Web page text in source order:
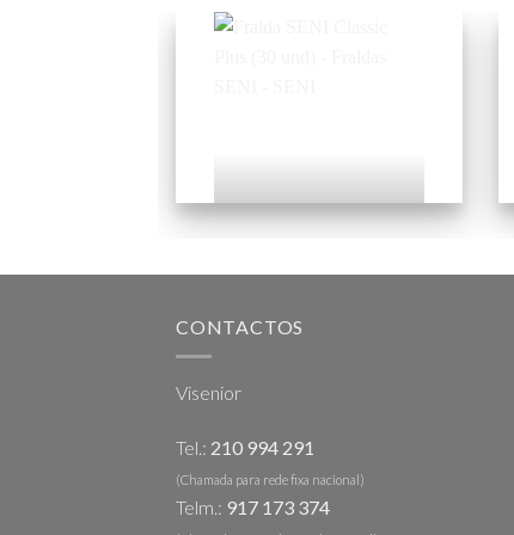
CONTACTOS
Visenior
Tel.: 210 994 291
(Chamada para rede fixa nacional)
Telm.: 917 173 374